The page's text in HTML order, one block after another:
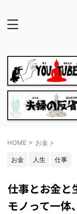
HOME > お金 >
お金 人生 仕事
仕事とお金と
モノって一